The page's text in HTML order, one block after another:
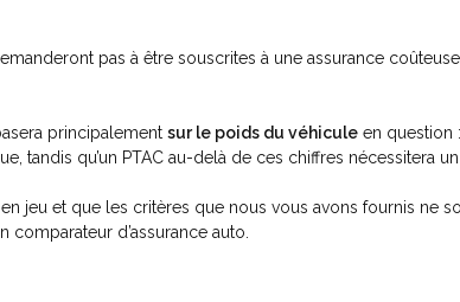
pas à être souscrites à une assurance
principalementsur le poids du véhicule en question
tandis qu’un PTAC au-delà de ces chiffres nécessitera
jeu et que les critères que nous vous avons fournis ne
d’assurance auto.